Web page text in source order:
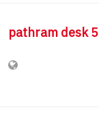
pathram desk 5